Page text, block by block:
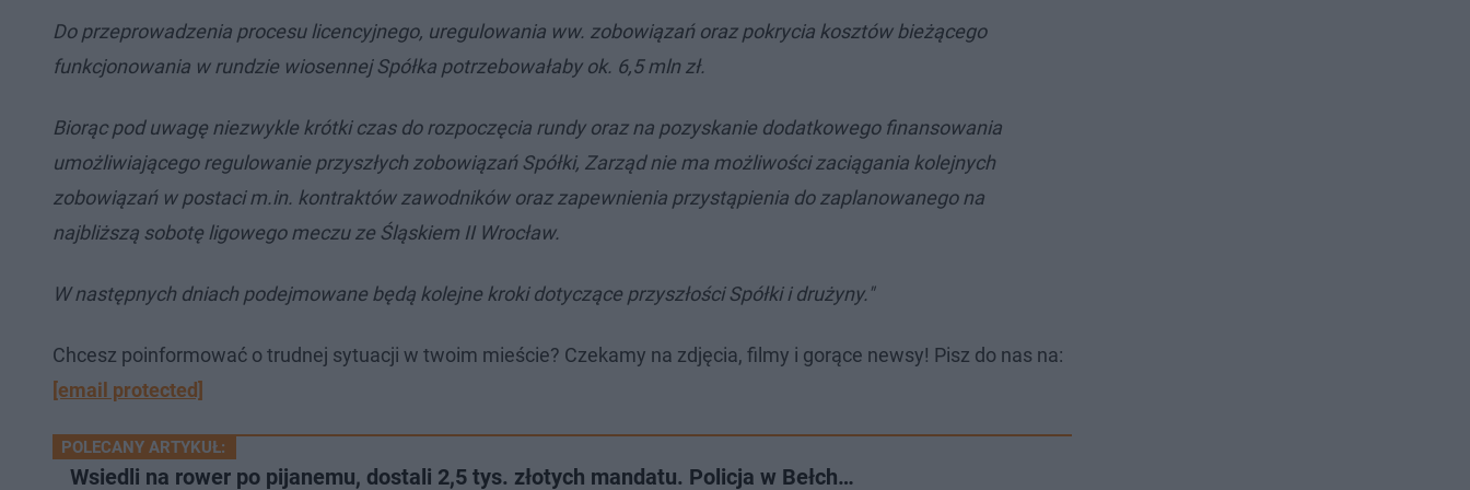
Do przeprowadzenia procesu licencyjnego, uregulowania ww. zobowiązań oraz pokrycia kosztów bieżącego
funkcjonowania w rundzie wiosennej Spółka potrzebowałaby ok. 6,5 mln zł.
Biorąc pod uwagę niezwykle krótki czas do rozpoczęcia rundy oraz na pozyskanie dodatkowego finansowania
umożliwiającego regulowanie przyszłych zobowiązań Spółki, Zarząd nie ma możliwości zaciągania kolejnych
zobowiązań w postaci m.in. kontraktów zawodników oraz zapewnienia przystąpienia do zaplanowanego na
najbliższą sobotę ligowego meczu ze Śląskiem II Wrocław.
W następnych dniach podejmowane będą kolejne kroki dotyczące przyszłości Spółki i drużyny."
Chcesz poinformować o trudnej sytuacji w twoim mieście? Czekamy na zdjęcia, filmy i gorące newsy! Pisz do nas na:
[email protected]
POLECANY ARTYKUŁ:
Wsiedli na rower po pijanemu, dostali 2,5 tys. złotych mandatu. Policja w Bełch…